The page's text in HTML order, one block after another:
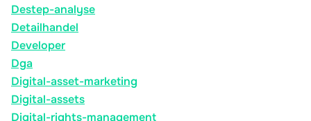
Destep-analyse
Detailhandel
Developer
Dga
Digital-asset-marketing
Digital-assets
Digital-rights-management